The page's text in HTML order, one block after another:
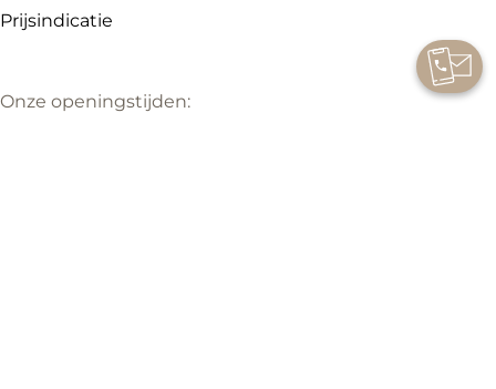
Prijsindicatie
Onze openingstijden: